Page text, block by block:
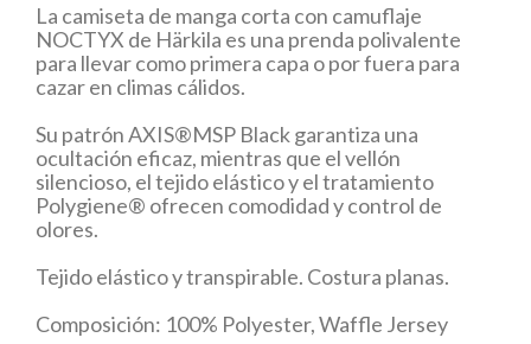
La camiseta de manga corta con camuflaje
NOCTYX de Härkila es una prenda polivalente
para llevar como primera capa o por fuera para
cazar en climas cálidos.
Su patrón AXIS®MSP Black garantiza una
ocultación eficaz, mientras que el vellón
silencioso, el tejido elástico y el tratamiento
Polygiene® ofrecen comodidad y control de
olores.
Tejido elástico y transpirable. Costura planas.
Composición: 100% Polyester, Waffle Jersey